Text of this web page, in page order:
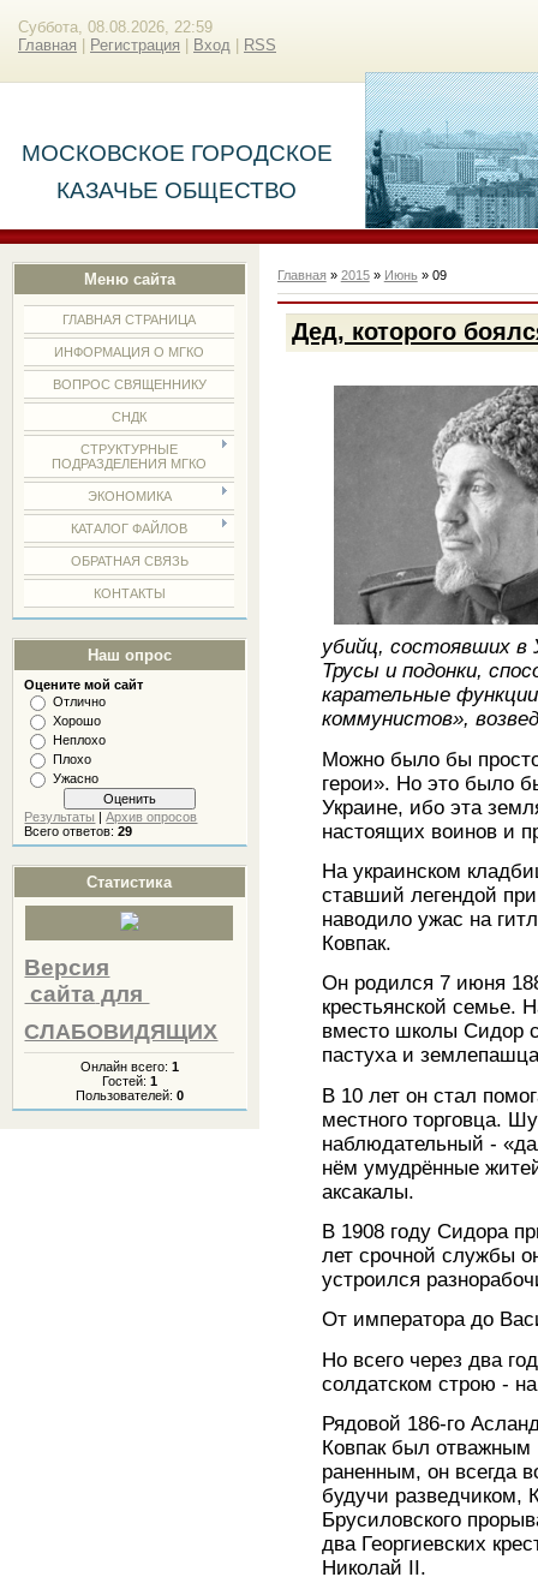
Суббота, 08.08.2026, 22:59
Главная
Регистрация Вход RSS
МОСКОВСКОЕ ГОРОДСКОЕ
КАЗАЧЬЕ ОБЩЕСТВО
Меню сайта
ГЛАВНАЯ СТРАНИЦА
ИНФОРМАЦИЯ О МГКО
ВОПРОС СВЯЩЕННИКУ
СНДК
СТРУКТУРНЫЕ
ПОДРАЗДЕЛЕНИЯ МГКО
ЭКОНОМИКА
КАТАЛОГ ФАЙЛОВ
ОБРАТНАЯ СВЯЗЬ
КОНТАКТЫ
Наш опрос
Оцените мой сайт
Отлично
Хорошо
Неплохо
Плохо
Ужасно
Результаты |Архив опросов
Всего ответов:29
Статистика
Версия
сайта для
СЛАБОВИДЯЩИХ
Онлайн всего: 1
Гостей: 1
Пользователей: 0
Главная » 2015 » Июнь » 09
Дед, которого
убийц, состоявших в
Трусы и подонки,
карательные
коммунистов»,
Можно было бы просто
герои». Но это было
Украине, ибо эта
настоящих воинов и
На украинском
ставший легендой
наводило ужас на
Ковпак.
Он родился 7 июня
крестьянской семье.
вместо школы Сидор
пастуха и
В 10 лет он стал
местного торговца.
наблюдательный -
нём умудрённые
аксакалы.
В 1908 году Сидора
лет срочной службы
устроился
От императора до
Но всего через два
солдатском строю -
Рядовой 186-го
Ковпак был отважным
раненным, он всегда
будучи разведчиком,
Брусиловского
два Георгиевских
Николай II.